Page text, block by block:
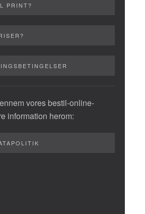
PRINT?
vores bestil-online-
information herom: